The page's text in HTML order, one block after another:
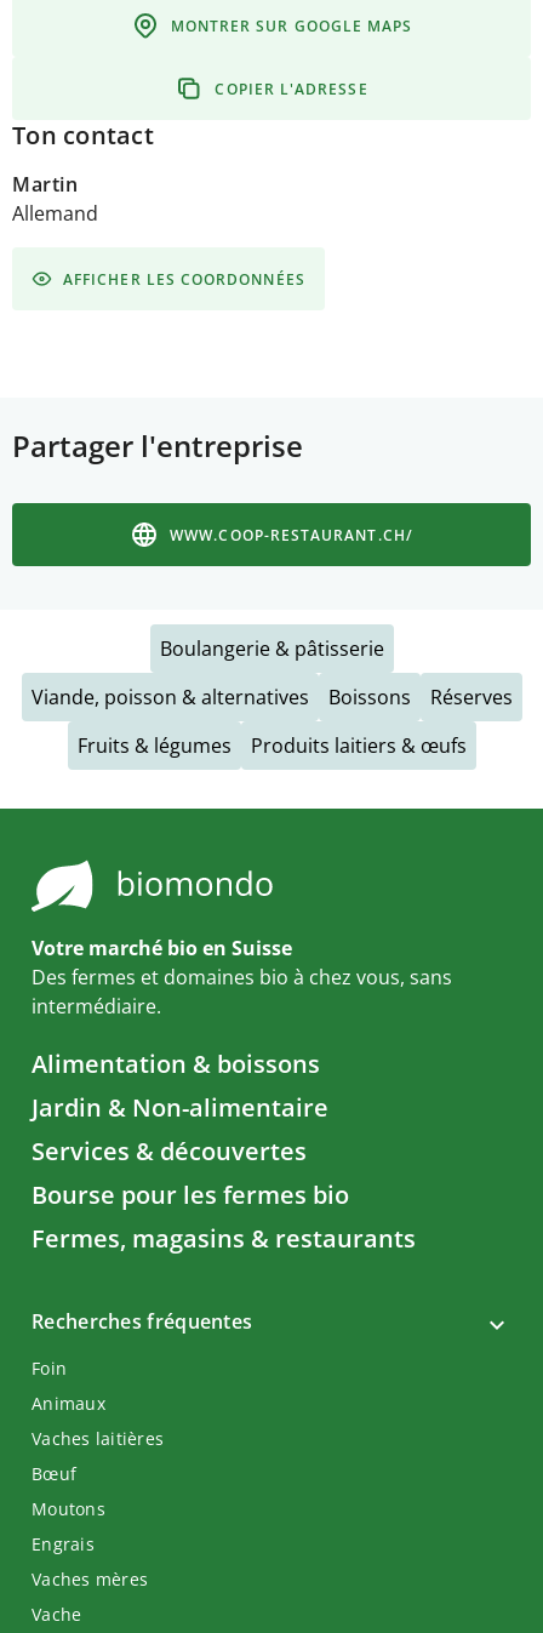
MONTRER SUR GOOGLE MAPS
COPIER L'ADRESSE
Ton contact
Martin
Allemand
AFFICHER LES COORDONNÉES
Partager l'entreprise
WWW.COOP-RESTAURANT.CH/
Boulangerie & pâtisserie
Viande, poisson & alternatives
Boissons
Réserves
Fruits & légumes
Produits laitiers & œufs
Votre marché bio en Suisse
Des fermes et domaines bio à chez vous, sans
intermédiaire.
Alimentation & boissons
Jardin & Non-alimentaire
Services & découvertes
Bourse pour les fermes bio
Fermes, magasins & restaurants
Recherches fréquentes
Foin
Animaux
Vaches laitières
Bœuf
Moutons
Engrais
Vaches mères
Vache